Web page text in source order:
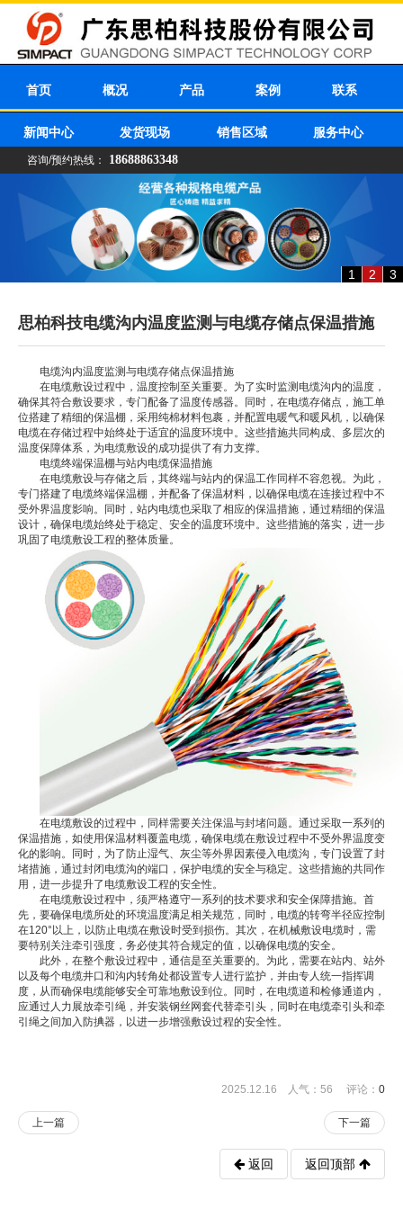
首页 概况 产品 案例 联系
新闻中心 发货现场 销售区域 服务中心
咨询/预约热线： 18688863348
1 2 3
思柏科技电缆沟内温度监测与电缆存储点保温措施
电缆沟内温度监测与电缆存储点保温措施
在电缆敷设过程中，温度控制至关重要。为了实时监测电缆沟内的温度，
确保其符合敷设要求，专门配备了温度传感器。同时，在电缆存储点，施工单
位搭建了精细的保温棚，采用纯棉材料包裹，并配置电暖气和暖风机，以确保
电缆在存储过程中始终处于适宜的温度环境中。这些措施共同构成、多层次的
温度保障体系，为电缆敷设的成功提供了有力支撑。
电缆终端保温棚与站内电缆保温措施
在电缆敷设与存储之后，其终端与站内的保温工作同样不容忽视。为此，
专门搭建了电缆终端保温棚，并配备了保温材料，以确保电缆在连接过程中不
受外界温度影响。同时，站内电缆也采取了相应的保温措施，通过精细的保温
设计，确保电缆始终处于稳定、安全的温度环境中。这些措施的落实，进一步
巩固了电缆敷设工程的整体质量。
在电缆敷设的过程中，同样需要关注保温与封堵问题。通过采取一系列的
保温措施，如使用保温材料覆盖电缆，确保电缆在敷设过程中不受外界温度变
化的影响。同时，为了防止湿气、灰尘等外界因素侵入电缆沟，专门设置了封
堵措施，通过封闭电缆沟的端口，保护电缆的安全与稳定。这些措施的共同作
用，进一步提升了电缆敷设工程的安全性。
在电缆敷设过程中，须严格遵守一系列的技术要求和安全保障措施。首
先，要确保电缆所处的环境温度满足相关规范，同时，电缆的转弯半径应控制
在120°以上，以防止电缆在敷设时受到损伤。其次，在机械敷设电缆时，需
要特别关注牵引强度，务必使其符合规定的值，以确保电缆的安全。
此外，在整个敷设过程中，通信是至关重要的。为此，需要在站内、站外
以及每个电缆井口和沟内转角处都设置专人进行监护，并由专人统一指挥调
度，从而确保电缆能够安全可靠地敷设到位。同时，在电缆道和检修通道内，
应通过人力展放牵引绳，并安装钢丝网套代替牵引头，同时在电缆牵引头和牵
引绳之间加入防捵器，以进一步增强敷设过程的安全性。
2025.12.16 人气： 56 评论： 0
上一篇 下一篇
返回 返回顶部